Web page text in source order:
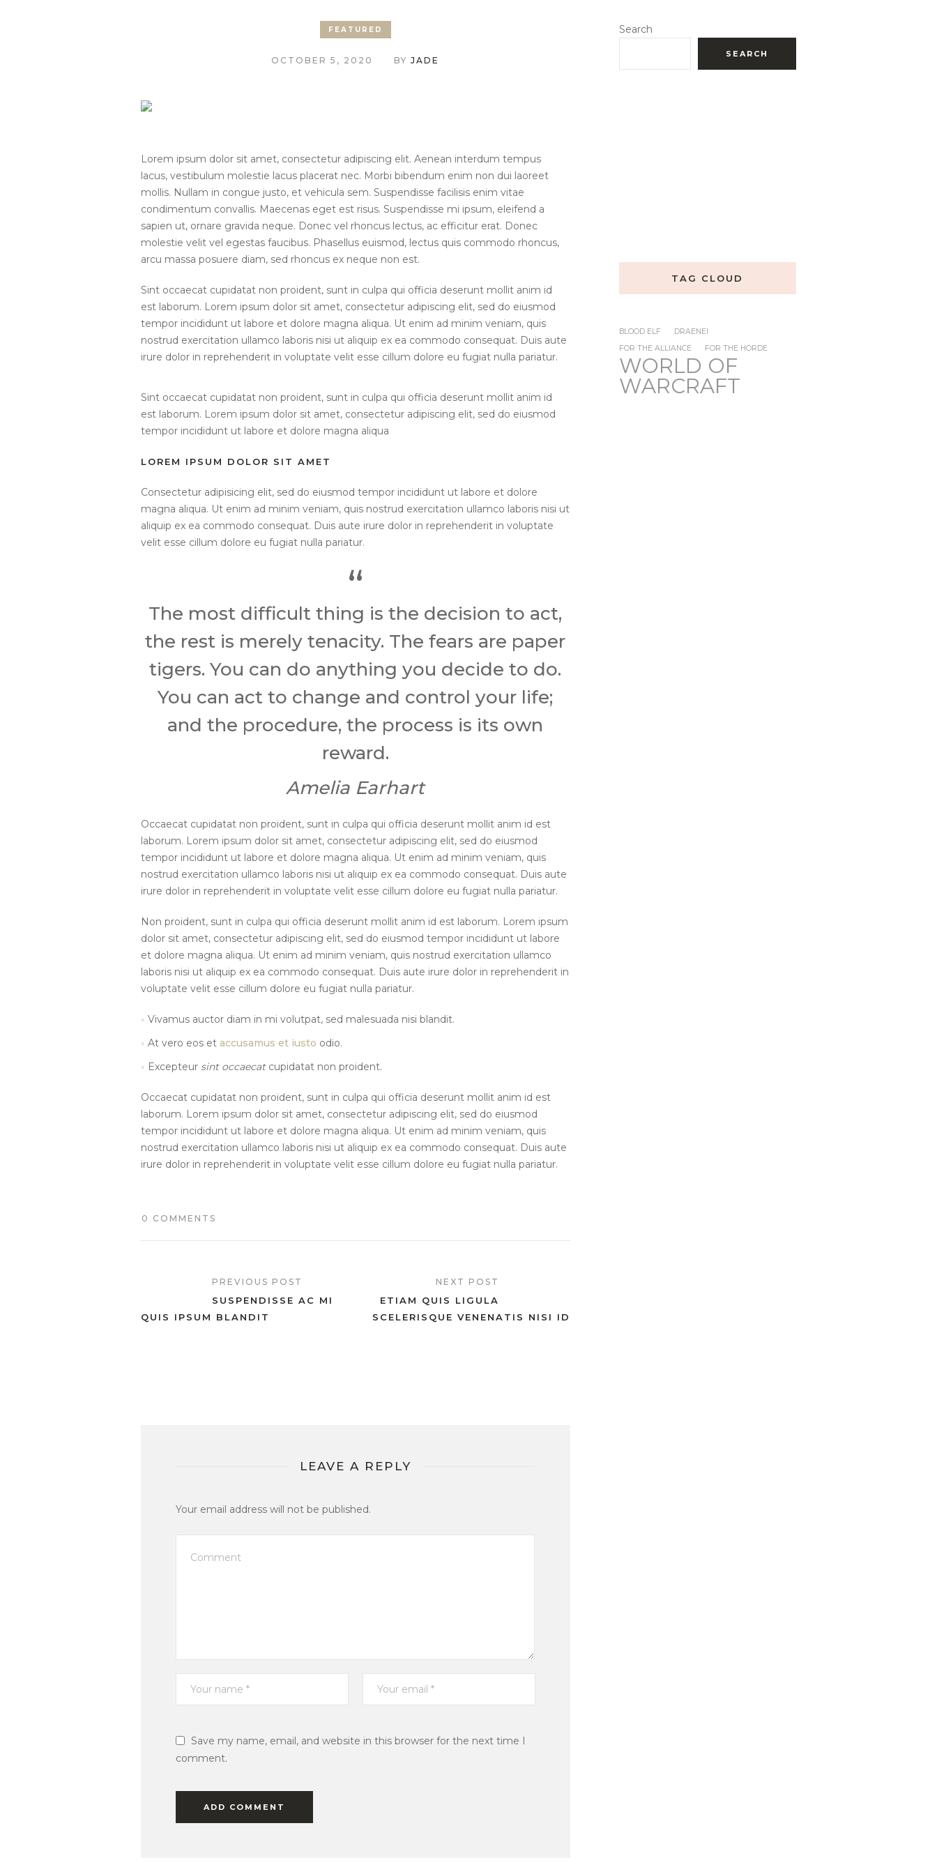
FEATURED
OCTOBER 5, 2020 BYJADE
Lorem ipsum dolor sit amet, consectetur adipiscing elit. Aenean interdum tempus
lacus, vestibulum molestie lacus placerat nec. Morbi bibendum enim non dui laoreet
mollis. Nullam in congue justo, et vehicula sem. Suspendisse facilisis enim vitae
condimentum convallis. Maecenas eget est risus. Suspendisse mi ipsum, eleifend a
sapien ut, ornare gravida neque. Donec vel rhoncus lectus, ac efficitur erat. Donec
molestie velit vel egestas faucibus. Phasellus euismod, lectus quis commodo rhoncus,
arcu massa posuere diam, sed rhoncus ex neque non est.
Sint occaecat cupidatat non proident, sunt in culpa qui officia deserunt mollit anim id
est laborum. Lorem ipsum dolor sit amet, consectetur adipiscing elit, sed do eiusmod
tempor incididunt ut labore et dolore magna aliqua. Ut enim ad minim veniam, quis
nostrud exercitation ullamco laboris nisi ut aliquip ex ea commodo consequat. Duis aute
irure dolor in reprehenderit in voluptate velit esse cillum dolore eu fugiat nulla pariatur.
Sint occaecat cupidatat non proident, sunt in culpa qui officia deserunt mollit anim id
est laborum. Lorem ipsum dolor sit amet, consectetur adipiscing elit, sed do eiusmod
tempor incididunt ut labore et dolore magna aliqua
LOREM IPSUM DOLOR SIT AMET
Consectetur adipisicing elit, sed do eiusmod tempor incididunt ut labore et dolore
magna aliqua. Ut enim ad minim veniam, quis nostrud exercitation ullamco laboris nisi ut
aliquip ex ea commodo consequat. Duis aute irure dolor in reprehenderit in voluptate
velit esse cillum dolore eu fugiat nulla pariatur.
The most difficult thing is the decision to act,
the rest is merely tenacity. The fears are paper
tigers. You can do anything you decide to do.
You can act to change and control your life;
and the procedure, the process is its own
reward.
Amelia Earhart
Occaecat cupidatat non proident, sunt in culpa qui officia deserunt mollit anim id est
laborum. Lorem ipsum dolor sit amet, consectetur adipiscing elit, sed do eiusmod
tempor incididunt ut labore et dolore magna aliqua. Ut enim ad minim veniam, quis
nostrud exercitation ullamco laboris nisi ut aliquip ex ea commodo consequat. Duis aute
irure dolor in reprehenderit in voluptate velit esse cillum dolore eu fugiat nulla pariatur.
Non proident, sunt in culpa qui officia deserunt mollit anim id est laborum. Lorem ipsum
dolor sit amet, consectetur adipiscing elit, sed do eiusmod tempor incididunt ut labore
et dolore magna aliqua. Ut enim ad minim veniam, quis nostrud exercitation ullamco
laboris nisi ut aliquip ex ea commodo consequat. Duis aute irure dolor in reprehenderit in
voluptate velit esse cillum dolore eu fugiat nulla pariatur.
Vivamus auctor diam in mi volutpat, sed malesuada nisi blandit.
At vero eos et accusamus et iusto odio.
Excepteur sint occaecatcupidatat non proident.
Occaecat cupidatat non proident, sunt in culpa qui officia deserunt mollit anim id est
laborum. Lorem ipsum dolor sit amet, consectetur adipiscing elit, sed do eiusmod
tempor incididunt ut labore et dolore magna aliqua. Ut enim ad minim veniam, quis
nostrud exercitation ullamco laboris nisi ut aliquip ex ea commodo consequat. Duis aute
irure dolor in reprehenderit in voluptate velit esse cillum dolore eu fugiat nulla pariatur.
0 COMMENTS
PREVIOUS POST
SUSPENDISSE AC MI
QUIS IPSUM BLANDIT
NEXT POST
ETIAM QUIS LIGULA
SCELERISQUE VENENATIS NISI ID
LEAVE A REPLY
Your email address will not be published.
Save my name, email, and website in this browser for the next time I
comment.
Search
SEARCH
TAG CLOUD
BLOOD ELF
DRAENEI
FOR THE ALLIANCE
FOR THE HORDE
WORLD OF
WARCRAFT